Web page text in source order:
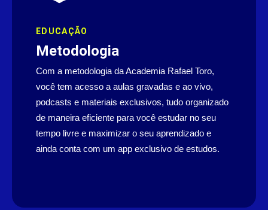
EDUCAÇÃO
Metodologia
Com a metodologia da Academia Rafael Toro,
você tem acesso a aulas gravadas e ao vivo,
podcasts e materiais exclusivos, tudo organizado
de maneira eficiente para você estudar no seu
tempo livre e maximizar o seu aprendizado e
ainda conta com um app exclusivo de estudos.